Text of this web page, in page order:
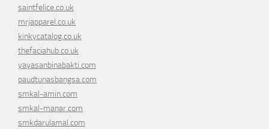
saintfelice.co.uk
mrjapparel.co.uk
kinkycatalog.co.uk
thefaciahub.co.uk
yayasanbinabakti.com
paudtunasbangsa.com
smkal-amin.com
smkal-manar.com
smkdarulamal.com